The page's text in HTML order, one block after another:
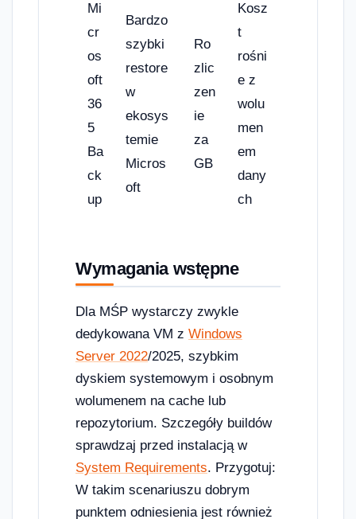
Mi
cr
os
oft
36
5
Ba
ck
up
Bardzo
szybki
restore
w
ekosys
temie
Micros
oft
Ro
zlic
zen
ie
za
GB
Kosz
t
rośni
e z
wolu
men
em
dany
ch
Wymagania wstępne
Dla MŚP wystarczy zwykle
dedykowana VM z Windows
Server 2022/2025, szybkim
dyskiem systemowym i osobnym
wolumenem na cache lub
repozytorium. Szczegóły buildów
sprawdzaj przed instalacją w
System Requirements. Przygotuj:
W takim scenariuszu dobrym
punktem odniesienia jest również